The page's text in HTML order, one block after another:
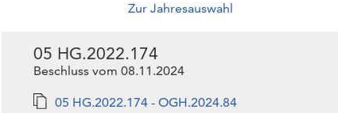
Zur Jahresauswahl
05 HG.2022.174
Beschluss vom 08.11.2024
05 HG.2022.174 - OGH.2024.84